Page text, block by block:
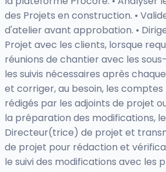
des Projets en construction. •
d'atelier avant approbation. •
Projet avec les clients, lorsque
réunions de chantier avec les
les suivis nécessaires après
et corriger, au besoin, les comptes
rédigés par les adjoints de projet
la préparation des modifications,
Directeur(trice) de projet et
de projet pour rédaction et
le suivi des modifications avec les